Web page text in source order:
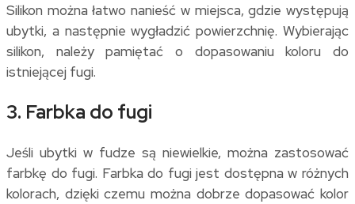
Silikon można łatwo nanieść w miejsca, gdzie występują
ubytki, a następnie wygładzić powierzchnię. Wybierając
silikon, należy pamiętać o dopasowaniu koloru do
istniejącej fugi.
3. Farbka do fugi
Jeśli ubytki w fudze są niewielkie, można zastosować
farbkę do fugi. Farbka do fugi jest dostępna w różnych
kolorach, dzięki czemu można dobrze dopasować kolor